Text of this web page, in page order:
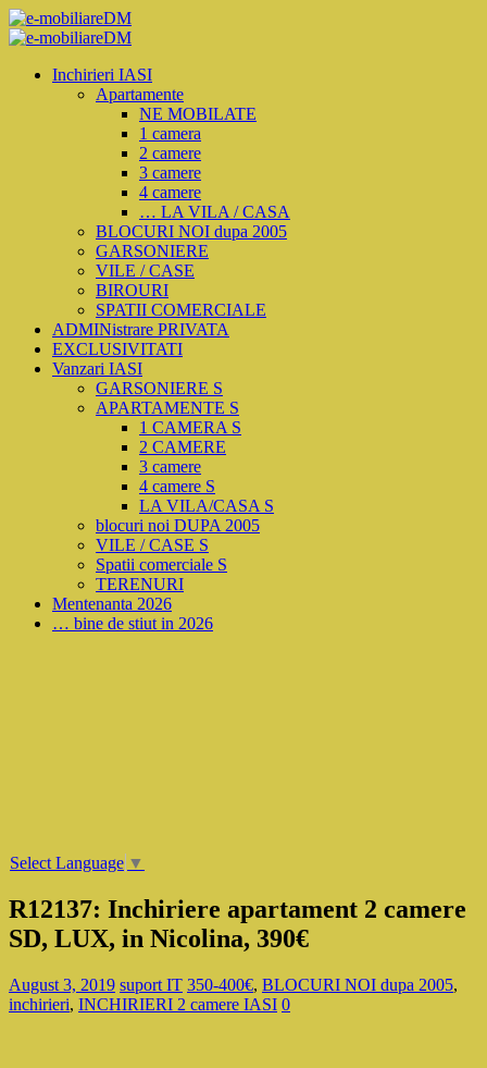
Inchirieri IASI
Apartamente
NE MOBILATE
1 camera
2 camere
3 camere
4 camere
… LA VILA / CASA
BLOCURI NOI dupa 2005
GARSONIERE
VILE / CASE
BIROURI
SPATII COMERCIALE
ADMINistrare PRIVATA
EXCLUSIVITATI
Vanzari IASI
GARSONIERE S
APARTAMENTE S
1 CAMERA S
2 CAMERE
3 camere
4 camere S
LA VILA/CASA S
blocuri noi DUPA 2005
VILE / CASE S
Spatii comerciale S
TERENURI
Mentenanta 2026
… bine de stiut in 2026
Select Language ▼
R12137: Inchiriere apartament 2 camere
SD, LUX, in Nicolina, 390€
August 3, 2019 suport IT 350-400€, BLOCURI NOI dupa 2005,
inchirieri, INCHIRIERI 2 camere IASI 0